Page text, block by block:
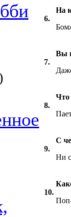
6.
На
7.
Вы
8.
Что
9.
С
Ни
10.